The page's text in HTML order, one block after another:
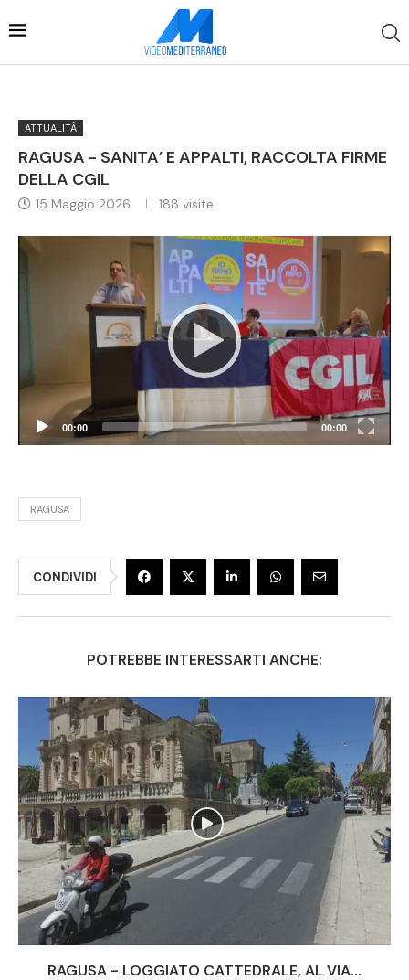
ATTUALITÀ
RAGUSA - SANITA’ E APPALTI, RACCOLTA FIRME
DELLA CGIL
15 Maggio 2026 188 visite
Video
Player
00:00 00:00
RAGUSA
CONDIVIDI
POTREBBE INTERESSARTI ANCHE:
RAGUSA - LOGGIATO CATTEDRALE, AL VIA...